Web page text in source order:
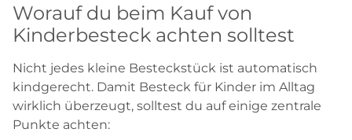
Worauf du beim Kauf von
Kinderbesteck achten solltest
Nicht jedes kleine Besteckstück ist automatisch
kindgerecht. Damit Besteck für Kinder im Alltag
wirklich überzeugt, solltest du auf einige zentrale
Punkte achten: